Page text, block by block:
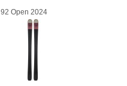
Open 2024